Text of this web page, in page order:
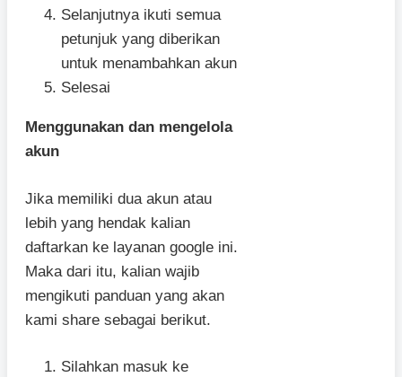
Selanjutnya ikuti semua
petunjuk yang diberikan
untuk menambahkan akun
Selesai
Menggunakan dan mengelola
akun
Jika memiliki dua akun atau
lebih yang hendak kalian
daftarkan ke layanan google ini.
Maka dari itu, kalian wajib
mengikuti panduan yang akan
kami share sebagai berikut.
Silahkan masuk ke